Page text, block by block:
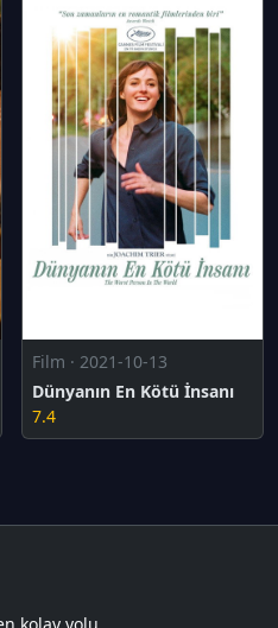
Film · 2021-10-13
Dünyanın En Kötü İnsanı
7.4